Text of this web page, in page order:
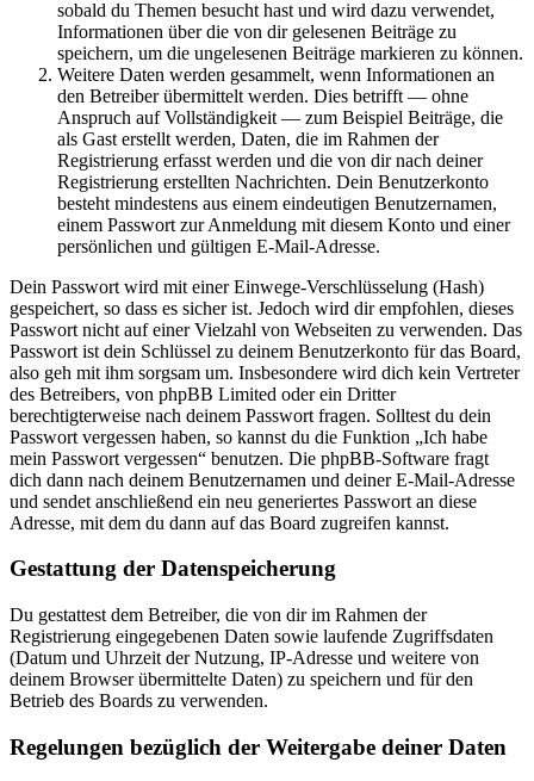
sobald du Themen besucht hast und wird dazu verwendet,
Informationen über die von dir gelesenen Beiträge zu
speichern, um die ungelesenen Beiträge markieren zu können.
Weitere Daten werden gesammelt, wenn Informationen an
den Betreiber übermittelt werden. Dies betrifft — ohne
Anspruch auf Vollständigkeit — zum Beispiel Beiträge, die
als Gast erstellt werden, Daten, die im Rahmen der
Registrierung erfasst werden und die von dir nach deiner
Registrierung erstellten Nachrichten. Dein Benutzerkonto
besteht mindestens aus einem eindeutigen Benutzernamen,
einem Passwort zur Anmeldung mit diesem Konto und einer
persönlichen und gültigen E-Mail-Adresse.
Dein Passwort wird mit einer Einwege-Verschlüsselung (Hash)
gespeichert, so dass es sicher ist. Jedoch wird dir empfohlen, dieses
Passwort nicht auf einer Vielzahl von Webseiten zu verwenden. Das
Passwort ist dein Schlüssel zu deinem Benutzerkonto für das Board,
also geh mit ihm sorgsam um. Insbesondere wird dich kein Vertreter
des Betreibers, von phpBB Limited oder ein Dritter
berechtigterweise nach deinem Passwort fragen. Solltest du dein
Passwort vergessen haben, so kannst du die Funktion „Ich habe
mein Passwort vergessen“ benutzen. Die phpBB-Software fragt
dich dann nach deinem Benutzernamen und deiner E-Mail-Adresse
und sendet anschließend ein neu generiertes Passwort an diese
Adresse, mit dem du dann auf das Board zugreifen kannst.
Gestattung der Datenspeicherung
Du gestattest dem Betreiber, die von dir im Rahmen der
Registrierung eingegebenen Daten sowie laufende Zugriffsdaten
(Datum und Uhrzeit der Nutzung, IP-Adresse und weitere von
deinem Browser übermittelte Daten) zu speichern und für den
Betrieb des Boards zu verwenden.
Regelungen bezüglich der Weitergabe deiner Daten